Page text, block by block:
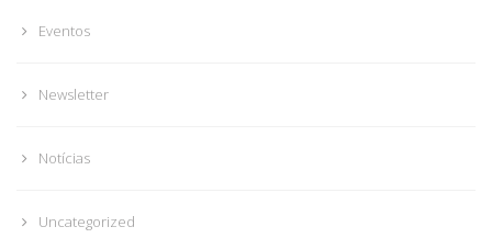
Eventos
Newsletter
Notícias
Uncategorized